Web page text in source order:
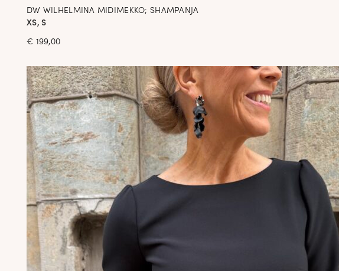
DW WILHELMINA MIDIMEKKO; SHAMPANJA
XS, S
€ 199,00